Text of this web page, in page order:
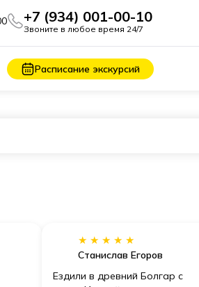
+7 (934) 001-00-10
Звоните в любое время 24/7
Расписание экскурсий
★★★★★
Станислав Егоров
Ездили в древний Болгар с